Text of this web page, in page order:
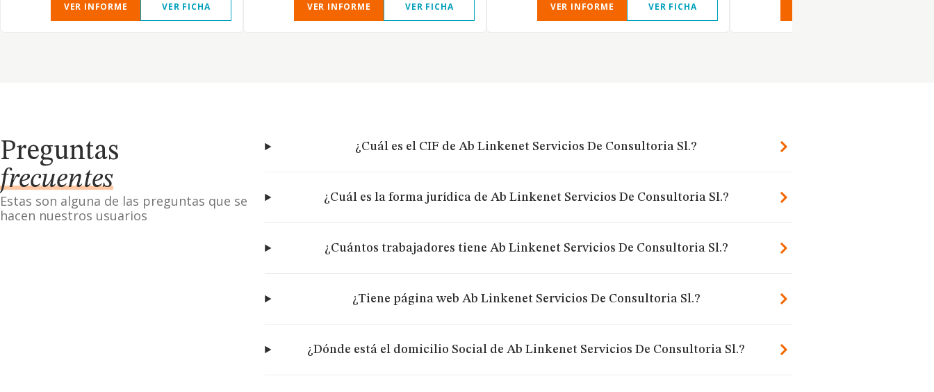
VER INFORME VER FICHA VER INFORME VER FICHA VER INFORME VER FICHA
Preguntas
frecuentes
Estas son alguna de las preguntas que se
hacen nuestros usuarios
¿Cuál es el CIF de Ab Linkenet Servicios De Consultoria Sl.?
¿Cuál es la forma jurídica de Ab Linkenet Servicios De Consultoria Sl.?
¿Cuántos trabajadores tiene Ab Linkenet Servicios De Consultoria Sl.?
¿Tiene página web Ab Linkenet Servicios De Consultoria Sl.?
¿Dónde está el domicilio Social de Ab Linkenet Servicios De Consultoria Sl.?